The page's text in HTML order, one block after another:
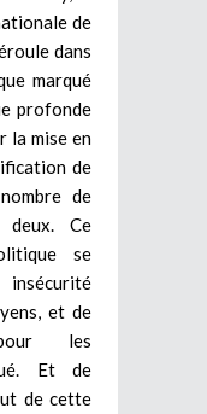
de
dans
marqué
profonde
la mise en
de
de
deux. Ce
se
et de
les
Et de
de cette